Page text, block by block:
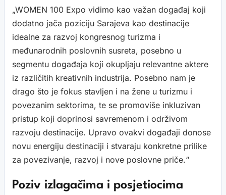
„WOMEN 100 Expo vidimo kao važan događaj koji
dodatno jača poziciju Sarajeva kao destinacije
idealne za razvoj kongresnog turizma i
međunarodnih poslovnih susreta, posebno u
segmentu događaja koji okupljaju relevantne aktere
iz različitih kreativnih industrija. Posebno nam je
drago što je fokus stavljen i na žene u turizmu i
povezanim sektorima, te se promoviše inkluzivan
pristup koji doprinosi savremenom i održivom
razvoju destinacije. Upravo ovakvi događaji donose
novu energiju destinaciji i stvaraju konkretne prilike
za povezivanje, razvoj i nove poslovne priče.“
Poziv izlagačima i posjetiocima